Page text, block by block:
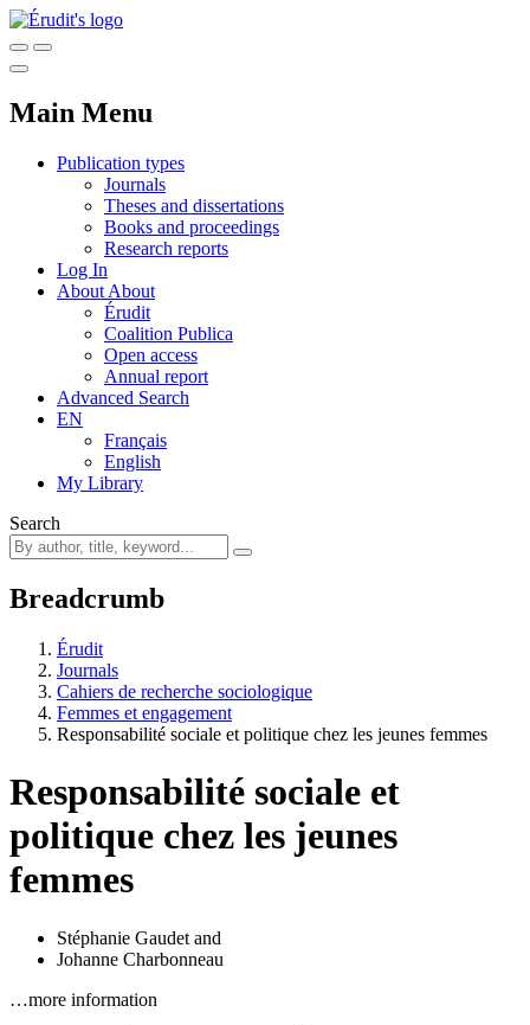
Main Menu
Publication types
Journals
Theses and dissertations
Books and proceedings
Research reports
Log In
About About
Érudit
Coalition Publica
Open access
Annual report
Advanced Search
EN
Français
English
My Library
Search
Breadcrumb
Érudit
Journals
Cahiers de recherche sociologique
Femmes et engagement
Responsabilité sociale et politique chez les jeunes femmes
Responsabilité sociale et
politique chez les jeunes
femmes
Stéphanie Gaudet and
Johanne Charbonneau
…more information